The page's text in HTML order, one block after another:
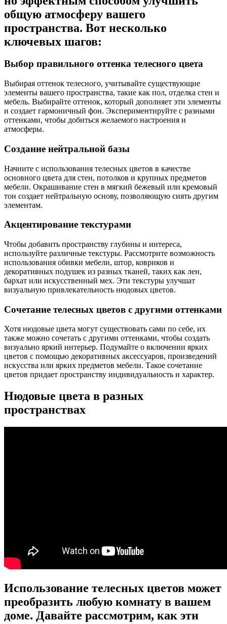
общую атмосферу вашего
пространства. Вот несколько
ключевых шагов:
Выбор правильного оттенка телесного цвета
Выбирая оттенок телесного, учитывайте существующие
элементы вашего пространства, такие как пол, отделка стен и
мебель. Выбирайте оттенок, который дополняет эти элементы
и создает гармоничный фон. Экспериментируйте с разными
оттенками, чтобы добиться желаемого настроения и
атмосферы.
Создание нейтральной базы
Начните с использования телесных цветов в качестве
основного цвета для стен, потолков и крупных предметов
мебели. Окрашивание стен в мягкий бежевый или кремовый
тон создает нейтральную основу, позволяющую сиять другим
элементам.
Акцентирование текстурами
Чтобы добавить пространству глубины и интереса,
используйте различные текстуры. Рассмотрите возможность
использования обивки мебели, штор, ковриков и
декоративных подушек из разных тканей, таких как лен,
бархат или искусственный мех. Эти текстуры улучшат
визуальную привлекательность нюдовых цветов.
Сочетание телесных цветов с другими оттенками
Хотя нюдовые цвета могут существовать сами по себе, их
также можно сочетать с другими оттенками, чтобы создать
визуально яркий интерьер. Подумайте о включении ярких
цветов с помощью декоративных аксессуаров, произведений
искусства или ярких предметов мебели. Такое сочетание
цветов придает пространству индивидуальность и характер.
Нюдовые цвета в разных
пространствах
Использование телесных цветов может
преобразить любую комнату в вашем
доме. Давайте рассмотрим, как эти